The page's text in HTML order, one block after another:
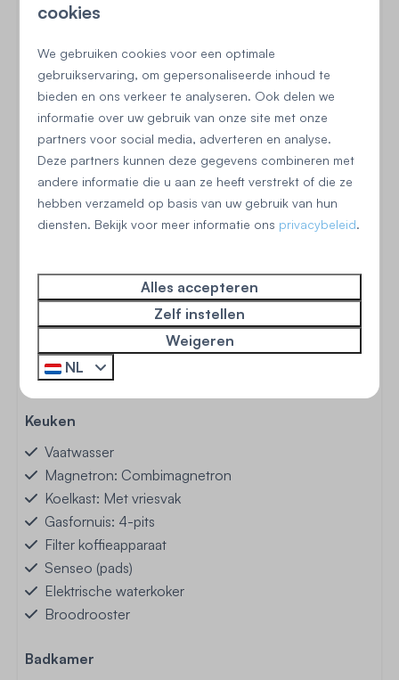
Droogrek
Stofzuiger
Rookmelder
Buiten
Omheinde tuin
Ruime privé tuin
Terras: Niet overdekt
Zonnewering: Parasol
Begane grond
Keuken
Vaatwasser
Magnetron: Combimagnetron
Koelkast: Met vriesvak
Gasfornuis: 4-pits
Filter koffieapparaat
Senseo (pads)
Elektrische waterkoker
Broodrooster
Badkamer
cookies
We gebruiken cookies voor een optimale
gebruikservaring, om gepersonaliseerde inhoud te
bieden en ons verkeer te analyseren. Ook delen we
informatie over uw gebruik van onze site met onze
partners voor social media, adverteren en analyse.
Deze partners kunnen deze gegevens combineren met
andere informatie die u aan ze heeft verstrekt of die ze
hebben verzameld op basis van uw gebruik van hun
diensten. Bekijk voor meer informatie ons privacybeleid.
Alles accepteren
Zelf instellen
Weigeren
NL